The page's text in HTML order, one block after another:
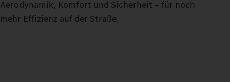
Aerodynamik, Komfort und Sicherheit – für noch
mehr Effizienz auf der Straße.